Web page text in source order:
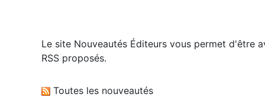
Le site Nouveautés Éditeurs vous permet d'être
RSS proposés.
Toutes les nouveautés